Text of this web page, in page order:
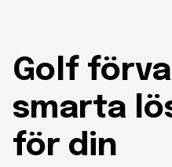
Golf
smarta
för din